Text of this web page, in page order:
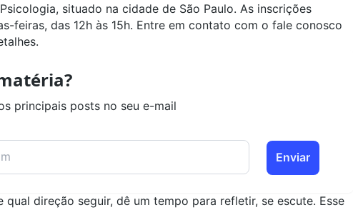
situado na cidade de São Paulo. As inscrições
feiras, das 12h às 15h. Entre em contato com o fale conosco
principais posts no seu e-mail
Enviar
qual direção seguir, dê um tempo para refletir, se escute. Esse